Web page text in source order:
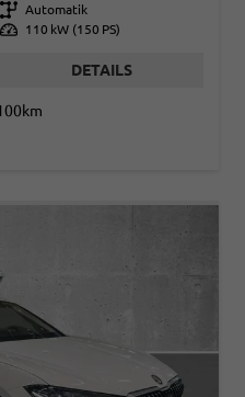
Getriebe
Automatik
Leistung 110 kW (150 PS)
DETAILS